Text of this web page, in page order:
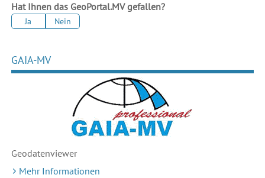
Hat Ihnen das GeoPortal.MV gefallen?
Ja Nein
GAIA-MV
Geodatenviewer
Mehr Informationen